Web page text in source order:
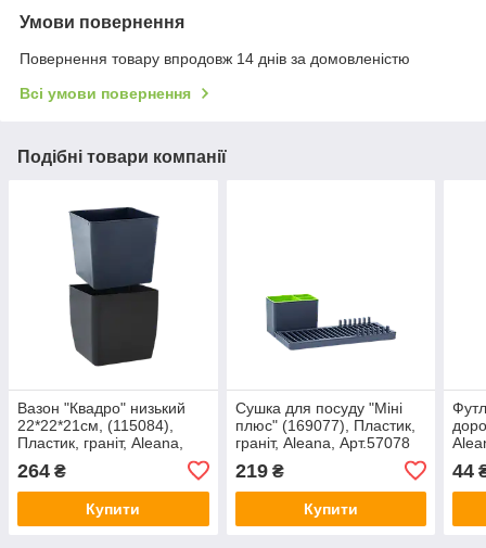
Умови повернення
Повернення товару впродовж 14 днів за домовленістю
Всі умови повернення
Подібні товари компанії
Вазон "Квадро" низький
22*22*21см, (115084),
Пластик, граніт, Aleana,
264 ₴
Купити
Сушка для посуду "Міні
плюс" (169077), Пластик,
граніт, Aleana, Арт.57078
219₴
Купити
44